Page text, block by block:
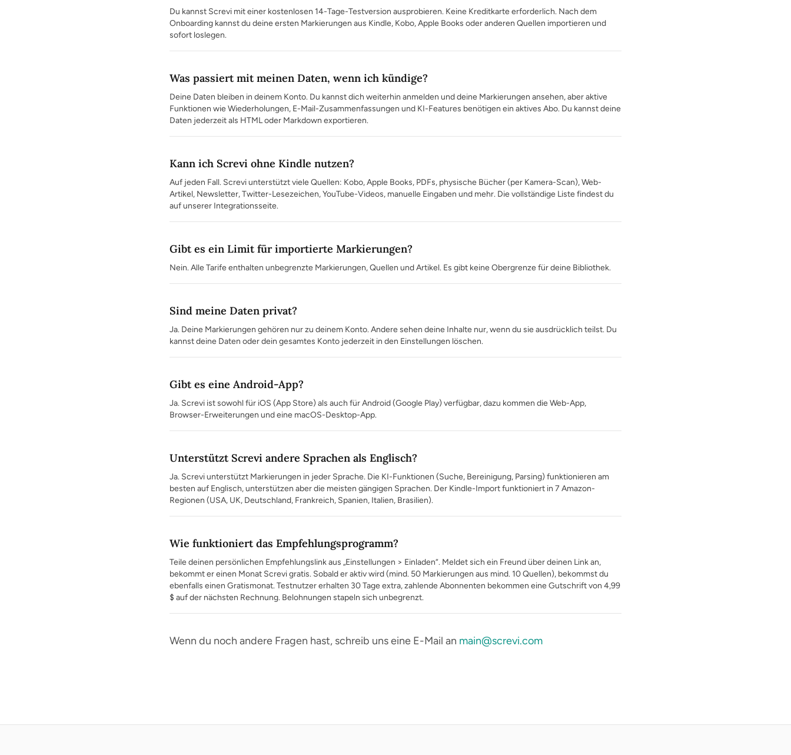
Du kannst Screvi mit einer kostenlosen 14-Tage-Testversion ausprobieren. Keine Kreditkarte erforderlich. Nach dem
Onboarding kannst du deine ersten Markierungen aus Kindle, Kobo, Apple Books oder anderen Quellen importieren und
sofort loslegen.
Was passiert mit meinen Daten, wenn ich kündige?
Deine Daten bleiben in deinem Konto. Du kannst dich weiterhin anmelden und deine Markierungen ansehen, aber aktive
Funktionen wie Wiederholungen, E-Mail-Zusammenfassungen und KI-Features benötigen ein aktives Abo. Du kannst deine
Daten jederzeit als HTML oder Markdown exportieren.
Kann ich Screvi ohne Kindle nutzen?
Auf jeden Fall. Screvi unterstützt viele Quellen: Kobo, Apple Books, PDFs, physische Bücher (per Kamera-Scan), Web-
Artikel, Newsletter, Twitter-Lesezeichen, YouTube-Videos, manuelle Eingaben und mehr. Die vollständige Liste findest du
auf unserer Integrationsseite.
Gibt es ein Limit für importierte Markierungen?
Nein. Alle Tarife enthalten unbegrenzte Markierungen, Quellen und Artikel. Es gibt keine Obergrenze für deine Bibliothek.
Sind meine Daten privat?
Ja. Deine Markierungen gehören nur zu deinem Konto. Andere sehen deine Inhalte nur, wenn du sie ausdrücklich teilst. Du
kannst deine Daten oder dein gesamtes Konto jederzeit in den Einstellungen löschen.
Gibt es eine Android-App?
Ja. Screvi ist sowohl für iOS (App Store) als auch für Android (Google Play) verfügbar, dazu kommen die Web-App,
Browser-Erweiterungen und eine macOS-Desktop-App.
Unterstützt Screvi andere Sprachen als Englisch?
Ja. Screvi unterstützt Markierungen in jeder Sprache. Die KI-Funktionen (Suche, Bereinigung, Parsing) funktionieren am
besten auf Englisch, unterstützen aber die meisten gängigen Sprachen. Der Kindle-Import funktioniert in 7 Amazon-
Regionen (USA, UK, Deutschland, Frankreich, Spanien, Italien, Brasilien).
Wie funktioniert das Empfehlungsprogramm?
Teile deinen persönlichen Empfehlungslink aus „Einstellungen > Einladen“. Meldet sich ein Freund über deinen Link an,
bekommt er einen Monat Screvi gratis. Sobald er aktiv wird (mind. 50 Markierungen aus mind. 10 Quellen), bekommst du
ebenfalls einen Gratismonat. Testnutzer erhalten 30 Tage extra, zahlende Abonnenten bekommen eine Gutschrift von 4,99
$ auf der nächsten Rechnung. Belohnungen stapeln sich unbegrenzt.
Wenn du noch andere Fragen hast, schreib uns eine E-Mail an main@screvi.com